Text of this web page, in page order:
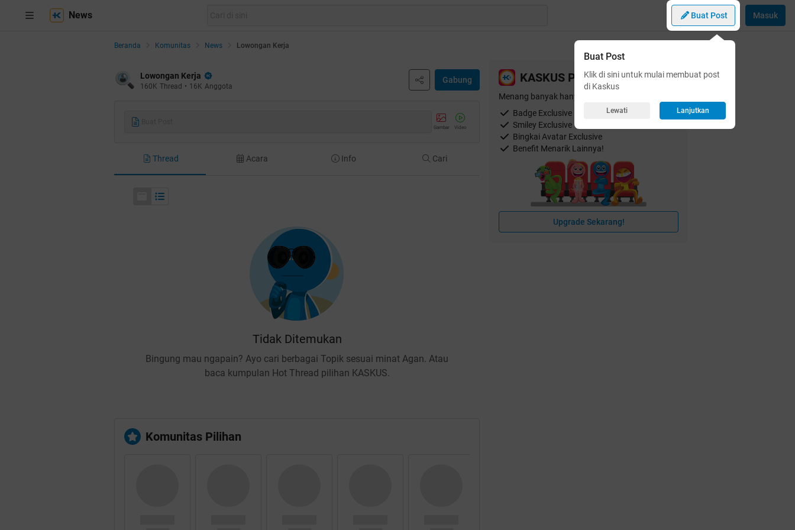
News Buat Post
Buat Post
Klik di sini untuk mulai membuat post
di Kaskus
Lewati Lanjutkan
Masuk
Beranda Komunitas News Lowongan Kerja
Lowongan Kerja
160K Thread • 16K Anggota
Gabung
Gambar Video
Thread Acara Info Cari
Tidak Ditemukan
Bingung mau ngapain? Ayo cari berbagai Topik sesuai minat Agan. Atau
baca kumpulan Hot Thread pilihan KASKUS.
Komunitas Pilihan
KASKUS Plus
Menang banyak hanya dengan
Badge Exclusive
Smiley Exclusive
Bingkai Avatar Exclusive
Benefit Menarik Lainnya!
Upgrade Sekarang!